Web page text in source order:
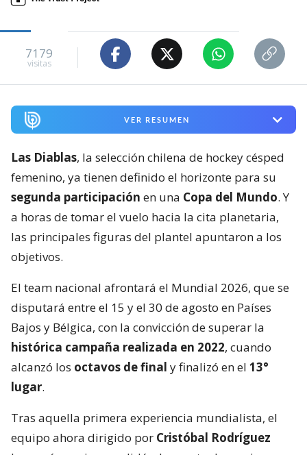
7179
visitas
VER RESUMEN
Las Diablas, la selección chilena de hockey césped
femenino, ya tienen definido el horizonte para su
segunda participación en una Copa del Mundo. Y
a horas de tomar el vuelo hacia la cita planetaria,
las principales figuras del plantel apuntaron a los
objetivos.
El team nacional afrontará el Mundial 2026, que se
disputará entre el 15 y el 30 de agosto en Países
Bajos y Bélgica, con la convicción de superar la
histórica campaña realizada en 2022, cuando
alcanzó los octavos de final y finalizó en el 13°
lugar.
Tras aquella primera experiencia mundialista, el
equipo ahora dirigido por Cristóbal Rodríguez